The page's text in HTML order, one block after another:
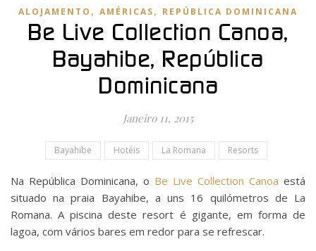
ALOJAMENTO , AMÉRICAS, REPÚBLICA DOMINICANA
Be Live Collection Canoa,
Bayahibe, República
Dominicana
Janeiro 11, 2015
Bayahibe Hotéis La Romana Resorts
Na República Dominicana, o Be Live Collection Canoa está
situado na praia Bayahibe, a uns 16 quilómetros de La
Romana. A piscina deste resort é gigante, em forma de
lagoa, com vários bares em redor para se refrescar.